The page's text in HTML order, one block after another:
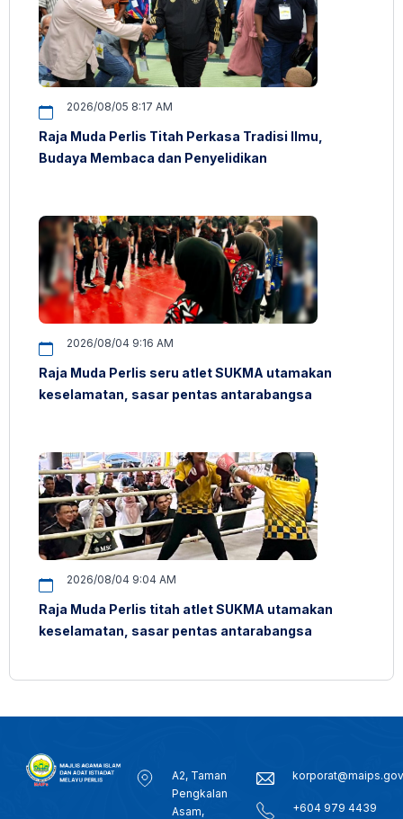
2026/08/05 8:17 AM
Raja Muda Perlis Titah Perkasa Tradisi Ilmu,
Budaya Membaca dan Penyelidikan
2026/08/04 9:16 AM
Raja Muda Perlis seru atlet SUKMA utamakan
keselamatan, sasar pentas antarabangsa
2026/08/04 9:04 AM
Raja Muda Perlis titah atlet SUKMA utamakan
keselamatan, sasar pentas antarabangsa
A2, Taman
Pengkalan
Asam,
+604 979 4439